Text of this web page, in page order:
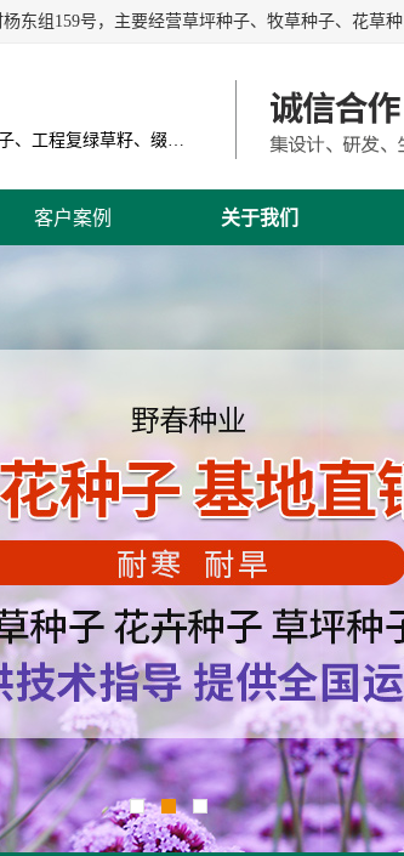
主营产品: 进口草坪种子、草花种子、牧草种子、灌木种子、工程复绿草籽、缀花组合种子
客户案例 关于我们